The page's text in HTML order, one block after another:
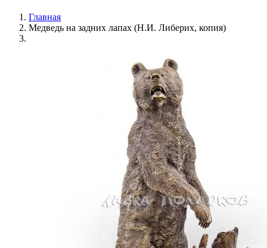
Главная
Медведь на задних лапах (Н.И. Либерих, копия)